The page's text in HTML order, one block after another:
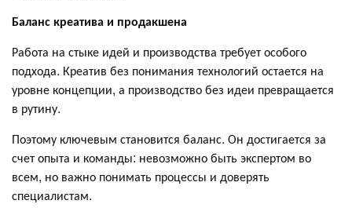
Баланс креатива и продакшена
Работа на стыке идей и производства требует особого
подхода. Креатив без понимания технологий остается на
уровне концепции, а производство без идеи превращается
в рутину.
Поэтому ключевым становится баланс. Он достигается за
счет опыта и команды: невозможно быть экспертом во
всем, но важно понимать процессы и доверять
специалистам.